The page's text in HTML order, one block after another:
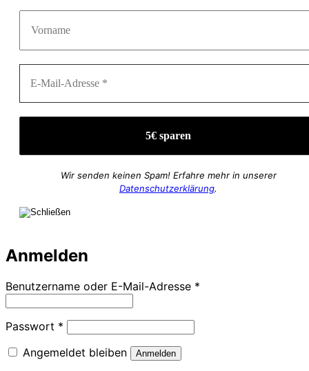
Wir senden keinen Spam! Erfahre mehr in unserer
Datenschutzerklärung.
Anmelden
Benutzername oder E-Mail-Adresse *
Passwort * Erforderlich
Angemeldet bleiben
Anmelden